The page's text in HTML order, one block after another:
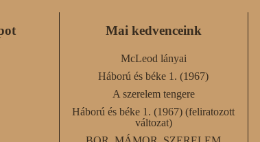
Mai kedvenceink
McLeod lányai
Háború és béke 1. (1967)
A szerelem tengere
Háború és béke 1. (1967) (feliratozott
változat)